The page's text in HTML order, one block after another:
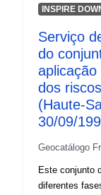
Tipo:
INSPIRE
Serviço
do
dos
(Haute-
30/09/
Geocatálogo
Este conjunto
diferentes